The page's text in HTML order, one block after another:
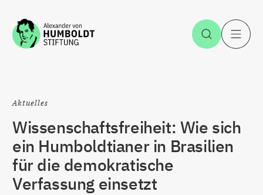
Zum Inhalt springen Suche
Aktuelles
Wissenschaftsfreiheit: Wie sich
ein Humboldtianer in Brasilien
für die demokratische
Verfassung einsetzt